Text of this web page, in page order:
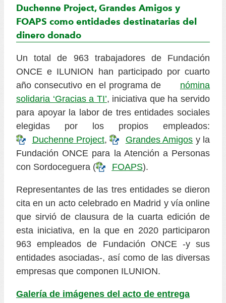
Duchenne Project, Grandes Amigos y
FOAPS como entidades destinatarias del
dinero donado
Un total de 963 trabajadores de Fundación
ONCE e ILUNION han participado por cuarto
año consecutivo en el programa de
nómina
solidaria ‘Gracias a TI’, iniciativa que ha servido
para apoyar la labor de tres entidades sociales
elegidas por los propios empleados:
Duchenne Project, Grandes Amigos y la
Fundación ONCE para la Atención a Personas
con Sordoceguera (
FOAPS).
Representantes de las tres entidades se dieron
cita en un acto celebrado en Madrid y vía online
que sirvió de clausura de la cuarta edición de
esta iniciativa, en la que en 2020 participaron
963 empleados de Fundación ONCE -y sus
entidades asociadas-, así como de las diversas
empresas que componen ILUNION.
Galería de imágenes del acto de entrega